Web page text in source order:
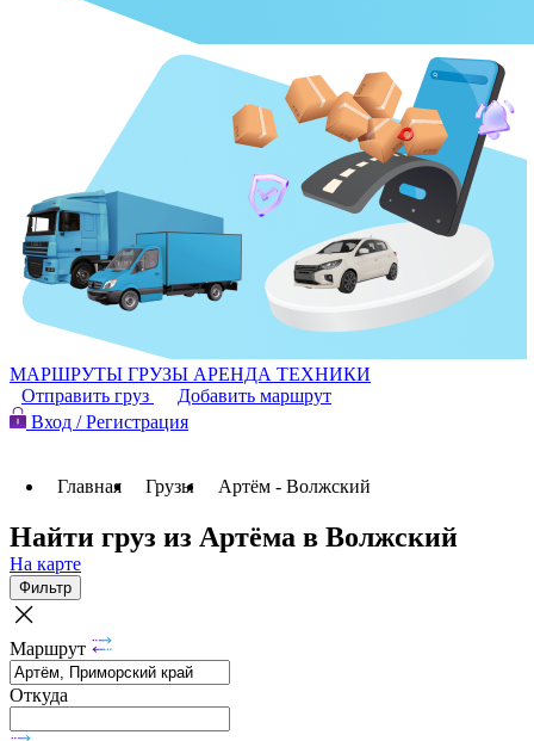
МАРШРУТЫ ГРУЗЫ АРЕНДА ТЕХНИКИ
Отправить груз
Добавить маршрут
Вход / Регистрация
Главная Грузы Артём - Волжский
Найти груз из Артёма в Волжский
На карте
Фильтр
Маршрут
Откуда